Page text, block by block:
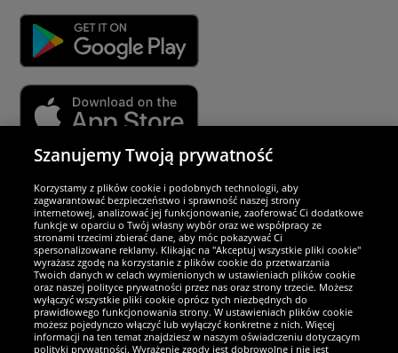
Partnerzy i bezpieczeństwo
Jesteśmy wyjątkowi
Szanujemy Twoją prywatność
Korzystamy z plików cookie i podobnych technologii, aby
zagwarantować bezpieczeństwo i sprawność naszej strony
internetowej, analizować jej funkcjonowanie, zaoferować Ci dodatkowe
funkcje w oparciu o Twój własny wybór oraz we współpracy ze
stronami trzecimi zbierać dane, aby móc pokazywać Ci
spersonalizowane reklamy. Klikając na "Akceptuj wszystkie pliki cookie"
wyrażasz zgodę na korzystanie z plików cookie do przetwarzania
Twoich danych w celach wymienionych w ustawieniach plików cookie
oraz naszej polityce prywatności przez nas oraz strony trzecie. Możesz
wyłączyć wszystkie pliki cookie oprócz tych niezbędnych do
prawidłowego funkcjonowania strony. W ustawieniach plików cookie
możesz pojedynczo włączyć lub wyłączyć konkretne z nich. Więcej
informacji na ten temat znajdziesz w naszym oświadczeniu dotyczącym
polityki prywatności. Wyrażenie zgody jest dobrowolne i nie jest